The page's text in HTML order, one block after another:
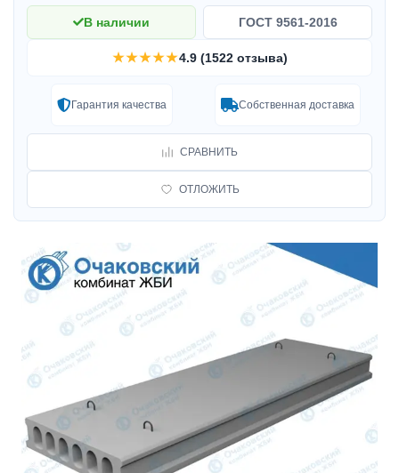
В наличии ГОСТ 9561-2016
★★★★★4.9 (1522 отзыва)
Гарантия качества Собственная доставка
СРАВНИТЬ
ОТЛОЖИТЬ